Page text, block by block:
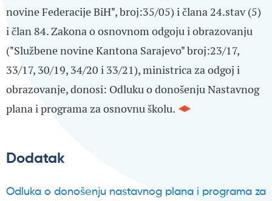
novine Federacije BiH", broj:35/05) i člana 24.stav (5)
i član 84. Zakona o osnovnom odgoju i obrazovanju
("Službene novine Kantona Sarajevo" broj:23/17,
33/17, 30/19, 34/20 i 33/21), ministrica za odgoj i
obrazovanje, donosi: Odluku o donošenju Nastavnog
plana i programa za osnovnu školu.
Dodatak
Odluka o donošenju nastavnog plana i programa za